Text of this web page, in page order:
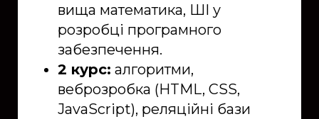
вища математика, ШІ у
розробці програмного
забезпечення.
2 курс: алгоритми,
веброзробка (HTML, CSS,
JavaScript), реляційні бази